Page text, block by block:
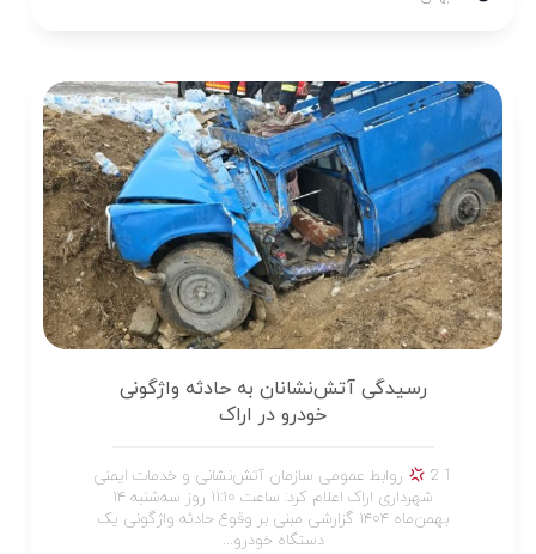
رسیدگی آتش‌نشانان به حادثه واژگونی
خودرو در اراک
1 2
روابط عمومی سازمان آتش‌نشانی و خدمات ایمنی
شهرداری اراک اعلام کرد: ساعت ۱۱:۱۰ روز سه‌شنبه ۱۴
بهمن‌ماه ۱۴۰۴ گزارشی مبنی بر وقوع حادثه واژگونی یک
دستگاه خودرو...